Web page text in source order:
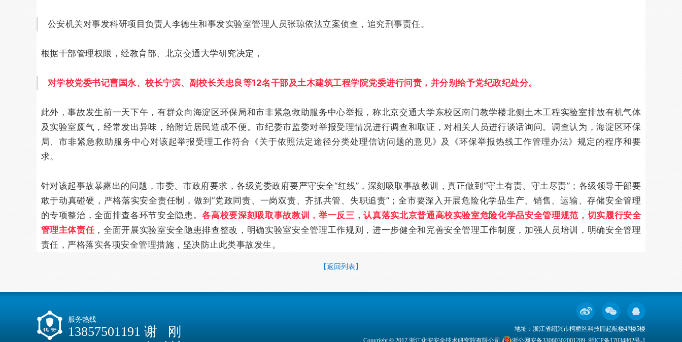
公安机关对事发科研项目负责人李德生和事发实验室管理人员张琼依法立案侦查，追究刑事责任。
根据干部管理权限，经教育部、北京交通大学研究决定，
对学校党委书记曹国永、校长宁滨、副校长关忠良等12名干部及土木建筑工程学院党委进行问责，并分别给予党纪政纪处分。
此外，事故发生前一天下午，有群众向海淀区环保局和市非紧急救助服务中心举报，称北京交通大学东校区南门教学楼北侧土木工程实验室排放有机气体
及实验室废气，经常发出异味，给附近居民造成不便。市纪委市监委对举报受理情况进行调查和取证，对相关人员进行谈话询问。调查认为，海淀区环保
局、市非紧急救助服务中心对该起举报受理工作符合《关于依照法定途径分类处理信访问题的意见》及《环保举报热线工作管理办法》规定的程序和要
求。
针对该起事故暴露出的问题，市委、市政府要求，各级党委政府要严守安全“红线”，深刻吸取事故教训，真正做到“守土有责、守土尽责”；各级领导干部要
敢于动真碰硬，严格落实安全责任制，做到“党政同责、一岗双责、齐抓共管、失职追责”；全市要深入开展危险化学品生产、销售、运输、存储安全管理
的专项整治，全面排查各环节安全隐患。各高校要深刻吸取事故教训，举一反三，认真落实北京普通高校实验室危险化学品安全管理规范，切实履行安全
管理主体责任，全面开展实验室安全隐患排查整改，明确实验室安全管理工作规则，进一步健全和完善安全管理工作制度，加强人员培训，明确安全管理
责任，严格落实各项安全管理措施，坚决防止此类事故发生。
【返回列表】
服务热线
13857501191 谢 刚
地址：浙江省绍兴市柯桥区科技园起航楼4#楼5楼
Copyright © 2017 浙江化安安全技术研究院有限公司
浙公网安备33060302001289 浙ICP备17034862号-1